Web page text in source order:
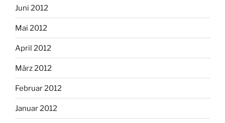
Juni 2012
Mai 2012
April 2012
März 2012
Februar 2012
Januar 2012